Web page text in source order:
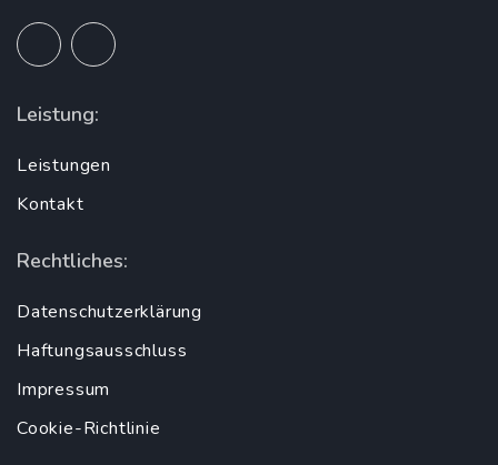
Leistung:
Leistungen
Kontakt
Rechtliches:
Datenschutzerklärung
Haftungsausschluss
Impressum
Cookie-Richtlinie